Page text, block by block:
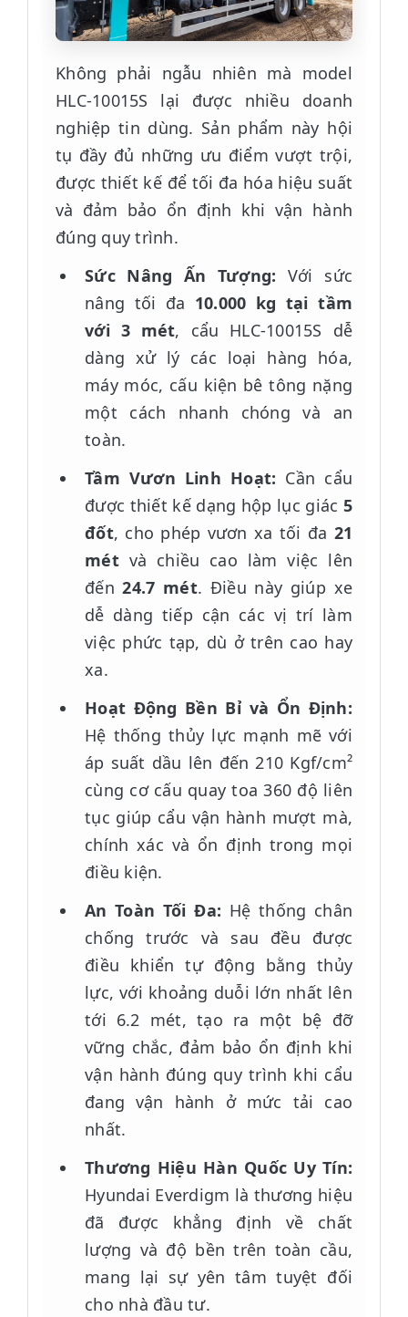
Không phải ngẫu nhiên mà model
HLC-10015S lại được nhiều doanh
nghiệp tin dùng. Sản phẩm này hội
tụ đầy đủ những ưu điểm vượt trội,
được thiết kế để tối đa hóa hiệu suất
và đảm bảo ổn định khi vận hành
đúng quy trình.
Sức Nâng Ấn Tượng: Với sức
nâng tối đa 10.000 kg tại tầm
với 3 mét, cẩu HLC-10015S dễ
dàng xử lý các loại hàng hóa,
máy móc, cấu kiện bê tông nặng
một cách nhanh chóng và an
toàn.
Tầm Vươn Linh Hoạt: Cần cẩu
được thiết kế dạng hộp lục giác 5
đốt, cho phép vươn xa tối đa 21
métvà chiều cao làm việc lên
đến24.7 mét. Điều này giúp xe
dễ dàng tiếp cận các vị trí làm
việc phức tạp, dù ở trên cao hay
xa.
Hoạt Động Bền Bỉ và Ổn Định:
Hệ thống thủy lực mạnh mẽ với
áp suất dầu lên đến 210 Kgf/cm²
cùng cơ cấu quay toa 360 độ liên
tục giúp cẩu vận hành mượt mà,
chính xác và ổn định trong mọi
điều kiện.
An Toàn Tối Đa: Hệ thống chân
chống trước và sau đều được
điều khiển tự động bằng thủy
lực, với khoảng duỗi lớn nhất lên
tới 6.2 mét, tạo ra một bệ đỡ
vững chắc, đảm bảo ổn định khi
vận hành đúng quy trình khi cẩu
đang vận hành ở mức tải cao
nhất.
Thương Hiệu Hàn Quốc Uy Tín:
Hyundai Everdigm là thương hiệu
đã được khẳng định về chất
lượng và độ bền trên toàn cầu,
mang lại sự yên tâm tuyệt đối
cho nhà đầu tư.